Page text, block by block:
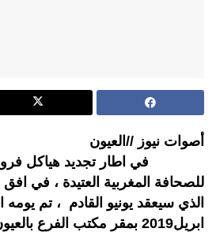
أصوات نيوز //العيون
في اطار تجديد هياكل فروع
للصحافة المغربية العتيدة ، في
ابريل2019 بمقر مكتب الفرع